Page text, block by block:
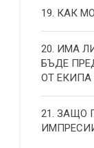
19. КАК
20. ИМА
БЪДЕ
ОТ ЕКИПА
21. ЗАЩО